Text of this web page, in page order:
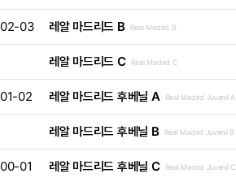
02-03 레알 마드리드 B Real Madrid B
레알 마드리드 C Real Madrid C
01-02 레알 마드리드 후베닐 A Real Madrid Juvenil A
레알 마드리드 후베닐 B Real Madrid Juvenil B
00-01 레알 마드리드 후베닐 C Real Madrid Juvenil C